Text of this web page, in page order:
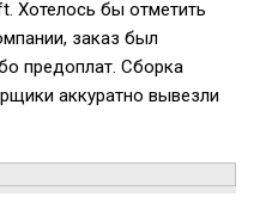
Хотелось бы отметить
заказ был
предоплат. Сборка
аккуратно вывезли